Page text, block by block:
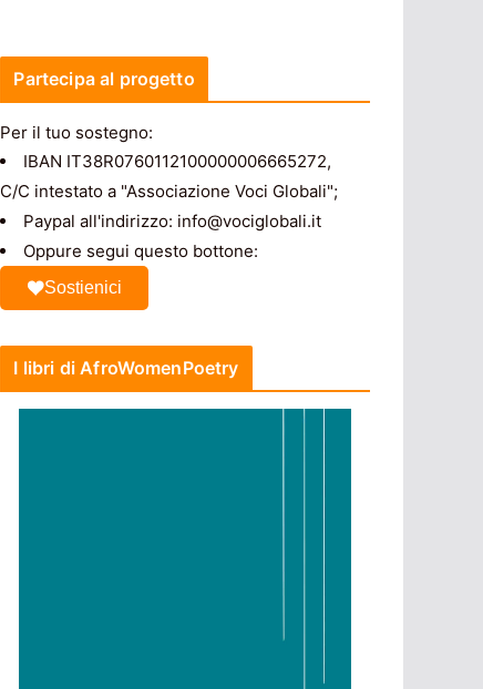
Partecipa al progetto
Per il tuo sostegno:
IBAN IT38R0760112100000006665272,
C/C intestato a "Associazione Voci Globali";
Paypal all'indirizzo: info@vociglobali.it
Oppure segui questo bottone:
Sostienici
I libri di AfroWomenPoetry